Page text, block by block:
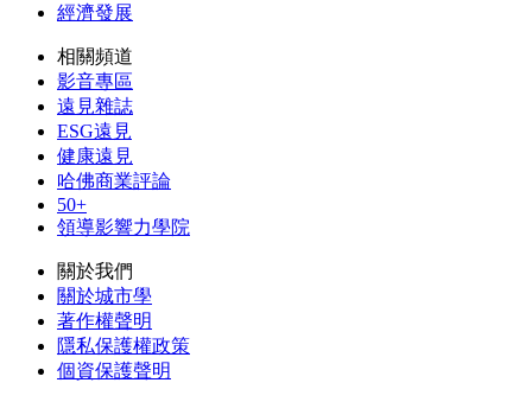
經濟發展
相關頻道
影音專區
遠見雜誌
ESG遠見
健康遠見
哈佛商業評論
50+
領導影響力學院
關於我們
關於城市學
著作權聲明
隱私保護權政策
個資保護聲明